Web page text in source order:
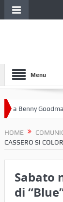
Menu
a Benny Goodman
HOME
CASSERO SI
Sabato
di